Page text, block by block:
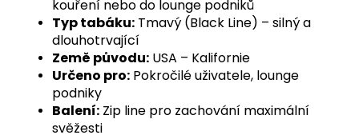
kouření nebo do lounge podniků
Typ tabáku: Tmavý (Black Line) – silný a
dlouhotrvající
Země původu: USA – Kalifornie
Určeno pro: Pokročilé uživatele, lounge
podniky
Balení: Zip line pro zachování maximální
svěžesti